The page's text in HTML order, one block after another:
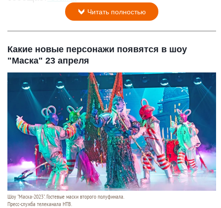
Читать полностью
Какие новые персонажи появятся в шоу
"Маска" 23 апреля
Шоу "Маска-2023". Гостевые маски второго полуфинала.
Пресс-служба телеканала НТВ.